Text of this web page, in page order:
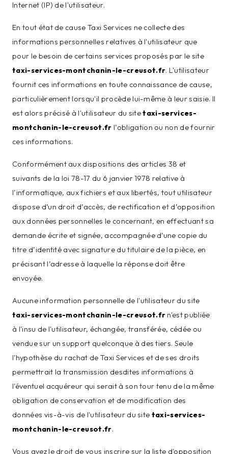
Internet (IP) de l'utilisateur.
En tout état de cause Taxi Services ne collecte des
informations personnelles relatives à l'utilisateur que
pour le besoin de certains services proposés par le site
taxi-services-montchanin-le-creusot.fr. L'utilisateur
fournit ces informations en toute connaissance de cause,
particulièrement lorsqu'il procède lui-même à leur saisie. Il
est alors précisé à l'utilisateur du sitetaxi-services-
montchanin-le-creusot.fr l’obligation ou non de fournir
ces informations.
Conformément aux dispositions des articles 38 et
suivants de la loi 78-17 du 6 janvier 1978 relative à
l’informatique, aux fichiers et aux libertés, tout utilisateur
dispose d’un droit d’accès, de rectification et d’opposition
aux données personnelles le concernant, en effectuant sa
demande écrite et signée, accompagnée d’une copie du
titre d’identité avec signature du titulaire de la pièce, en
précisant l’adresse à laquelle la réponse doit être
envoyée.
Aucune information personnelle de l'utilisateur du site
taxi-services-montchanin-le-creusot.frn'est publiée
à l'insu de l'utilisateur, échangée, transférée, cédée ou
vendue sur un support quelconque à des tiers. Seule
l'hypothèse du rachat de Taxi Services et de ses droits
permettrait la transmission desdites informations à
l'éventuel acquéreur qui serait à son tour tenu de la même
obligation de conservation et de modification des
données vis-à-vis de l'utilisateur du site taxi-services-
montchanin-le-creusot.fr.
Vous avez le droit de vous inscrire sur la liste d'opposition